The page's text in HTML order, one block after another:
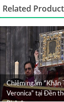
Related
Chiêm ngắm “Khăn
Veronica” tại Đền